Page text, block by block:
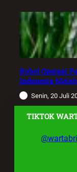
Robot Operasi
Indonesia
Senin, 20 Juli
TIKTOK